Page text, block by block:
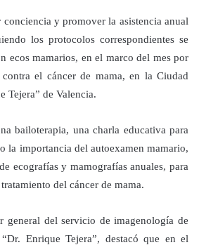
y promover la asistencia anual
los protocolos correspondientes se
ecos mamarios, en el marco del mes por
el cáncer de mama, en la Ciudad
Tejera” de Valencia.
bailoterapia, una charla educativa para
la importancia del autoexamen mamario,
ecografías y mamografías anuales, para
del cáncer de mama.
general del servicio de imagenología de
Enrique Tejera”, destacó que en el